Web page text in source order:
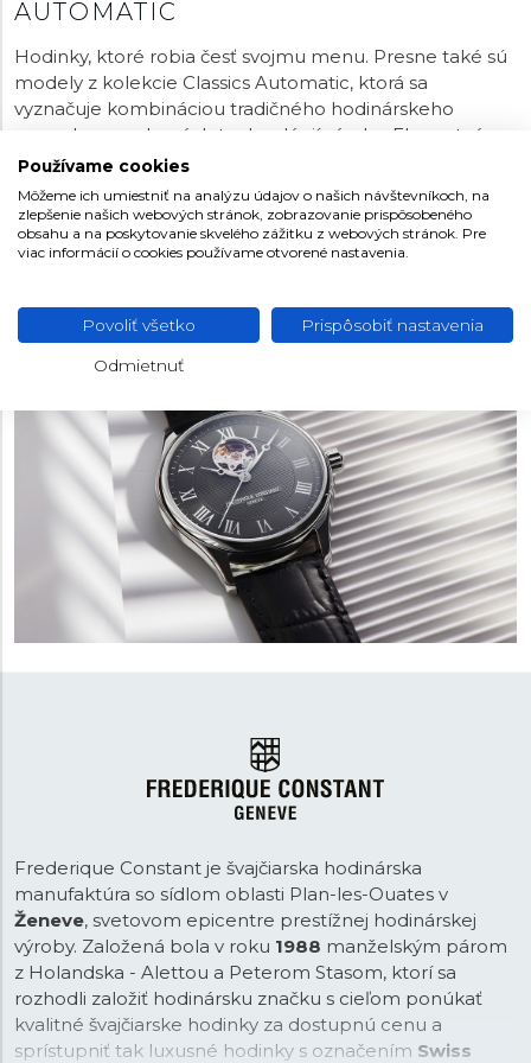
AUTOMATIC
Hodinky, ktoré robia česť svojmu menu. Presne také sú
modely z kolekcie Classics Automatic, ktorá sa
vyznačuje kombináciou tradičného hodinárskeho
remesla a moderných technológií výroby. Elegantný a
klasický dizajn sa nesie ruka v ruke s vysokou
funkčnosťou a spoľahlivosťou automatických strojčekov,
ktoré vznikajú priamo v manufaktúre značky. Priaznivci
odvážnejších motívov môžu zvoliť aj číselník typu Heart
Beat s priehľadom na zotrvačku, ktorá je pre značku
Frederique Constant je švajčiarska hodinárska
manufaktúra so sídlom oblasti Plan-les-Ouates v
Ženeve, svetovom epicentre prestížnej hodinárskej
výroby. Založená bola v roku 1988 manželským párom
z Holandska - Alettou a Peterom Stasom, ktorí sa
rozhodli založiť hodinársku značku s cieľom ponúkať
kvalitné švajčiarske hodinky za dostupnú cenu a
sprístupniť tak luxusné hodinky s označením Swiss
Používame cookies
Môžeme ich umiestniť na analýzu údajov o našich návštevníkoch, na
zlepšenie našich webových stránok, zobrazovanie prispôsobeného
obsahu a na poskytovanie skvelého zážitku z webových stránok. Pre
viac informácií o cookies používame otvorené nastavenia.
Povoliť všetko Prispôsobiť nastavenia
Odmietnuť